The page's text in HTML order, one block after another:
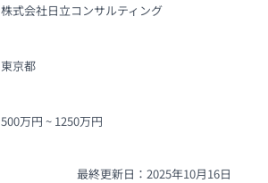
株式会社日立コンサルティング
東京都
500万円 ~ 1250万円
最終更新日：2025年10月16日